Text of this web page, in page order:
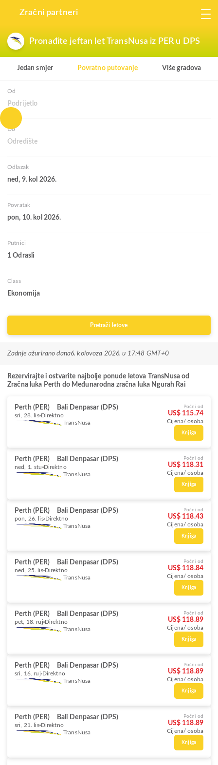
Zračni partneri
Pronađite jeftan let TransNusa iz PER u DPS
Jedan smjer Povratno putovanje Više gradova
Od
Podrijetlo
Do
Odredište
Odlazak
ned, 9. kol 2026.
Povratak
pon, 10. kol 2026.
Putnici
1 Odrasli
Class
Ekonomija
Pretraži letove
Zadnje ažurirano dana6. kolovoza 2026. u 17:48 GMT+0
Rezervirajte i ostvarite najbolje ponude letova TransNusa od
Zračna luka Perth do Međunarodna zračna luka Ngurah Rai
Perth (PER) Bali Denpasar (DPS)
sri, 28. lis Direktno
TransNusa
Počni od
US$ 115.74
Cijena/ osoba
Knjiga
Perth (PER) Bali Denpasar (DPS)
ned, 1. stu Direktno
TransNusa
Počni od
US$ 118.31
Cijena/ osoba
Knjiga
Perth (PER) Bali Denpasar (DPS)
pon, 26. lis Direktno
TransNusa
Počni od
US$ 118.43
Cijena/ osoba
Knjiga
Perth (PER) Bali Denpasar (DPS)
ned, 25. lis Direktno
TransNusa
Počni od
US$ 118.84
Cijena/ osoba
Knjiga
Perth (PER) Bali Denpasar (DPS)
pet, 18. ruj Direktno
TransNusa
Počni od
US$ 118.89
Cijena/ osoba
Knjiga
Perth (PER) Bali Denpasar (DPS)
sri, 16. ruj Direktno
TransNusa
Počni od
US$ 118.89
Cijena/ osoba
Knjiga
Perth (PER) Bali Denpasar (DPS)
sri, 21. lis Direktno
TransNusa
Počni od
US$ 118.89
Cijena/ osoba
Knjiga